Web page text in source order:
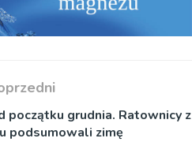
początku grudnia. Ratownicy z
podsumowali zimę